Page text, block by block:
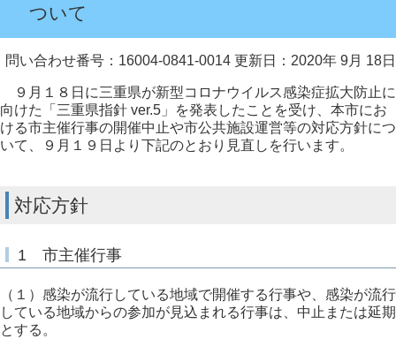
ついて
問い合わせ番号：16004-0841-0014 更新日：2020年 9月 18日
９月１８日に三重県が新型コロナウイルス感染症拡大防止に
向けた「三重県指針 ver.5」を発表したことを受け、本市にお
ける市主催行事の開催中止や市公共施設運営等の対応方針につ
いて、９月１９日より下記のとおり見直しを行います。
対応方針
1 市主催行事
（１）感染が流行している地域で開催する行事や、感染が流行
している地域からの参加が見込まれる行事は、中止または延期
とする。